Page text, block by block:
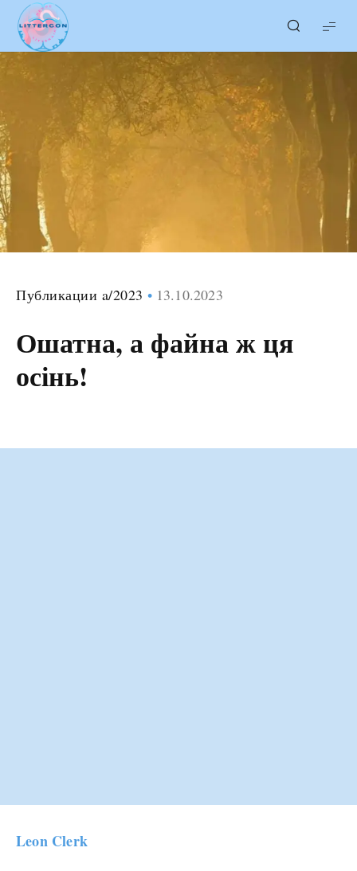
LITTERcon
Публикации a/2023 13.10.2023
Ошатна, а файна ж ця
осінь!
Leon Clerk